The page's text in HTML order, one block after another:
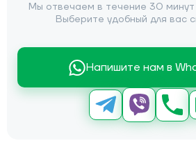
Мы отвечаем в течение 30
Выберите удобный для вас
Напишите нам в